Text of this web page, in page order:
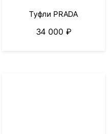
Туфли PRADA
34 000 ₽